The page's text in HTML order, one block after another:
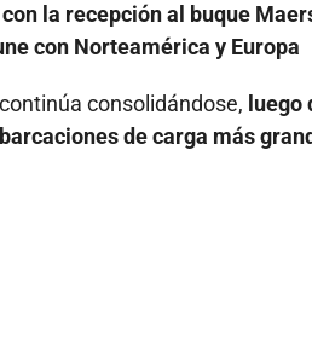
con la recepción al buque
con Norteamérica y Europa
continúa consolidándose, luego
de carga más